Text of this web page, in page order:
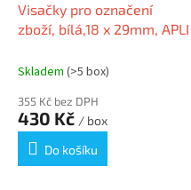
Visačky pro označení
zboží, bílá,18 x 29mm, APLI
Skladem (>5 box)
355 Kč bez DPH
430 Kč / box
Do košíku